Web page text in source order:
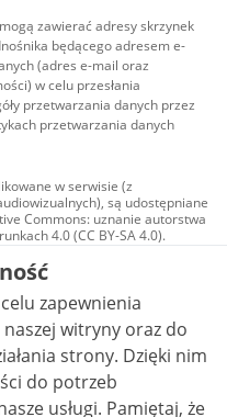
zawierać adresy skrzynek
będącego adresem e-
(adres e-mail oraz
w celu przesłania
przetwarzania danych przez
przetwarzania danych
w serwisie (z
są udostępniane
Commons: uznanie autorstwa
4.0 (CC BY-SA 4.0).
w tym zdjęcia, materiały
na licencji typu
autorstwa użycie
zależnych 4.0 (CC BY-
to stwierdzone inaczej.
zapewnienia
witryny oraz do
Dzięki nim
do potrzeb
Pamiętaj, że